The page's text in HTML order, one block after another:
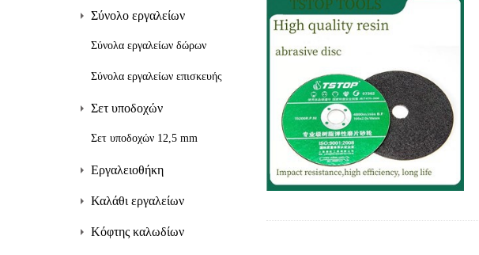
Σύνολο εργαλείων
Σύνολα εργαλείων δώρων
Σύνολα εργαλείων επισκευής
Σετ υποδοχών
Σετ υποδοχών 12,5 mm
Εργαλειοθήκη
Καλάθι εργαλείων
Κόφτης καλωδίων